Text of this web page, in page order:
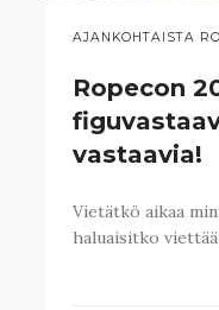
AJANKOHTAISTA
Ropecon
vastaavia!
Vietätkö aikaa
haluaisitko